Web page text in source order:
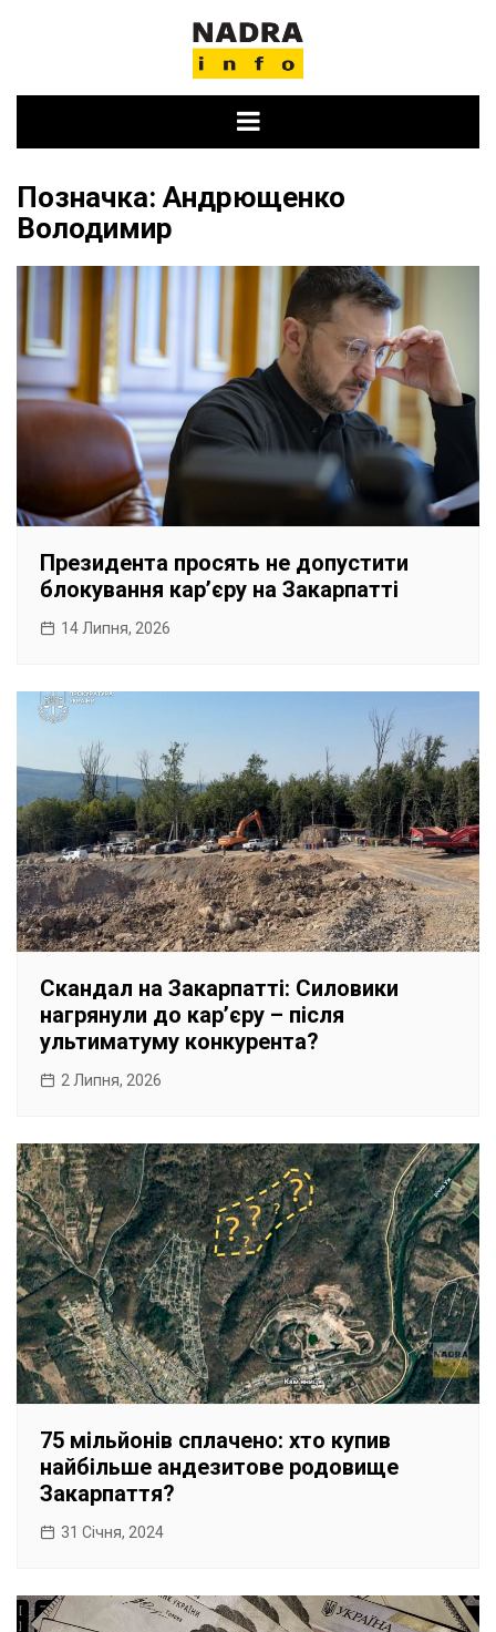
Позначка: Андрющенко
Володимир
Президента просять не допустити
блокування карʼєру на Закарпатті
14 Липня, 2026
Скандал на Закарпатті: Силовики
нагрянули до карʼєру – після
ультиматуму конкурента?
2 Липня, 2026
75 мільйонів сплачено: хто купив
найбільше андезитове родовище
Закарпаття?
31 Січня, 2024